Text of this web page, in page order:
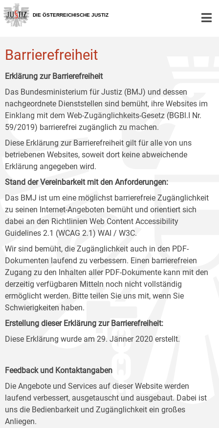
Zur
Hauptnavigation
[1]
Zum
Inhalt
[2]
Zum
Untermenü
[3]
DIE ÖSTERREICHISCHE JUSTIZ
Barrierefreiheit
Erklärung zur Barrierefreiheit
Das Bundesministerium für Justiz (BMJ) und dessen
nachgeordnete Dienststellen sind bemüht, ihre Websites im
Einklang mit dem Web-Zugänglichkeits-Gesetz (BGBl.I Nr.
59/2019) barrierefrei zugänglich zu machen.
Diese Erklärung zur Barrierefreiheit gilt für alle von uns
betriebenen Websites, soweit dort keine abweichende
Erklärung angegeben wird.
Stand der Vereinbarkeit mit den Anforderungen:
Das BMJ ist um eine möglichst barrierefreie Zugänglichkeit
zu seinen Internet-Angeboten bemüht und orientiert sich
dabei an den Richtlinien Web Content Accessibility
Guidelines 2.1 (WCAG 2.1) WAI / W3C.
Wir sind bemüht, die Zugänglichkeit auch in den PDF-
Dokumenten laufend zu verbessern. Einen barrierefreien
Zugang zu den Inhalten aller PDF-Dokumente kann mit den
derzeitig verfügbaren Mitteln noch nicht vollständig
ermöglicht werden. Bitte teilen Sie uns mit, wenn Sie
Schwierigkeiten haben.
Erstellung dieser Erklärung zur Barrierefreiheit:
Diese Erklärung wurde am 29. Jänner 2020 erstellt.
Feedback und Kontaktangaben
Die Angebote und Services auf dieser Website werden
laufend verbessert, ausgetauscht und ausgebaut. Dabei ist
uns die Bedienbarkeit und Zugänglichkeit ein großes
Anliegen.